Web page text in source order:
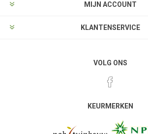
MIJN ACCOUNT
KLANTENSERVICE
VOLG ONS
KEURMERKEN